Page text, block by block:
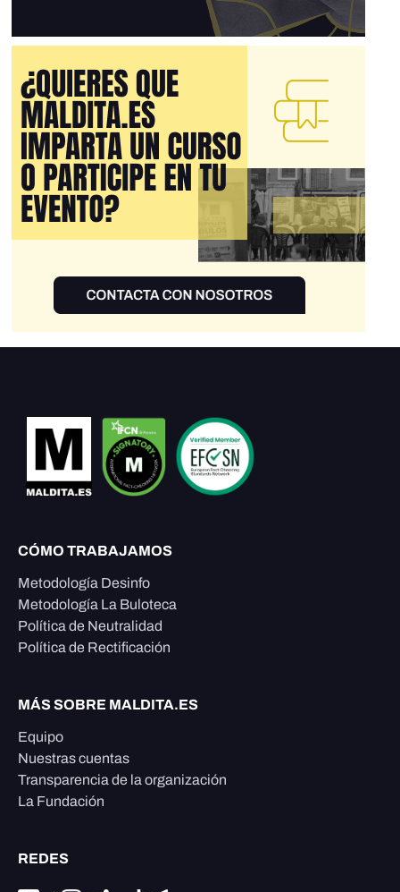
CÓMO TRABAJAMOS
Metodología Desinfo
Metodología La Buloteca
Política de Neutralidad
Política de Rectificación
MÁS SOBRE MALDITA.ES
Equipo
Nuestras cuentas
Transparencia de la organización
La Fundación
REDES